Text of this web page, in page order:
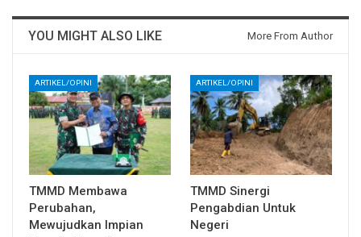
YOU MIGHT ALSO LIKE More From Author
ARTIKEL/OPINI
TMMD Membawa
Perubahan,
Mewujudkan Impian
ARTIKEL/OPINI
TMMD Sinergi
Pengabdian Untuk
Negeri